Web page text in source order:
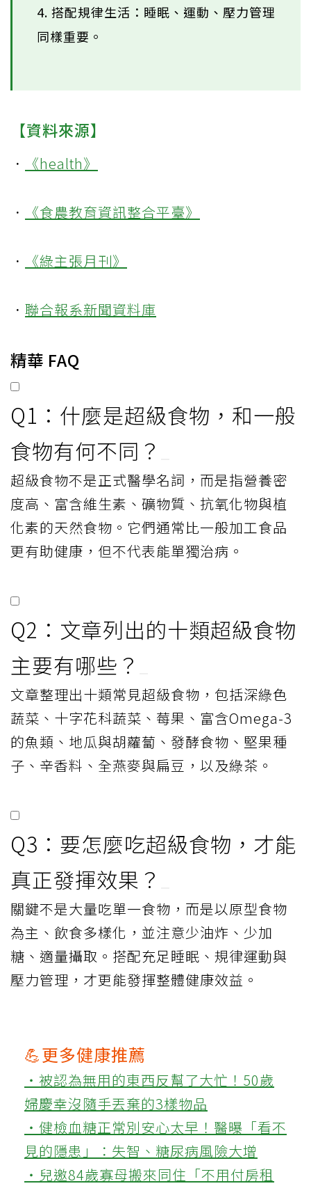
4. 搭配規律生活：睡眠、運動、壓力管理
同樣重要。
【資料來源】
． 《health》
． 《食農教育資訊整合平臺》
． 《綠主張月刊》
． 聯合報系新聞資料庫
精華 FAQ
Q1：什麼是超級食物，和一般
食物有何不同？
超級食物不是正式醫學名詞，而是指營養密
度高、富含維生素、礦物質、抗氧化物與植
化素的天然食物。它們通常比一般加工食品
更有助健康，但不代表能單獨治病。
Q2：文章列出的十類超級食物
主要有哪些？
文章整理出十類常見超級食物，包括深綠色
蔬菜、十字花科蔬菜、莓果、富含Omega-3
的魚類、地瓜與胡蘿蔔、發酵食物、堅果種
子、辛香料、全燕麥與扁豆，以及綠茶。
Q3：要怎麼吃超級食物，才能
真正發揮效果？
關鍵不是大量吃單一食物，而是以原型食物
為主、飲食多樣化，並注意少油炸、少加
糖、適量攝取。搭配充足睡眠、規律運動與
壓力管理，才更能發揮整體健康效益。
💪更多健康推薦
‧被認為無用的東西反幫了大忙！50歲
婦慶幸沒隨手丟棄的3樣物品
‧健檢血糖正常別安心太早！醫曝「看不
見的隱患」：失智、糖尿病風險大增
‧兒邀84歲寡母搬來同住「不用付房租